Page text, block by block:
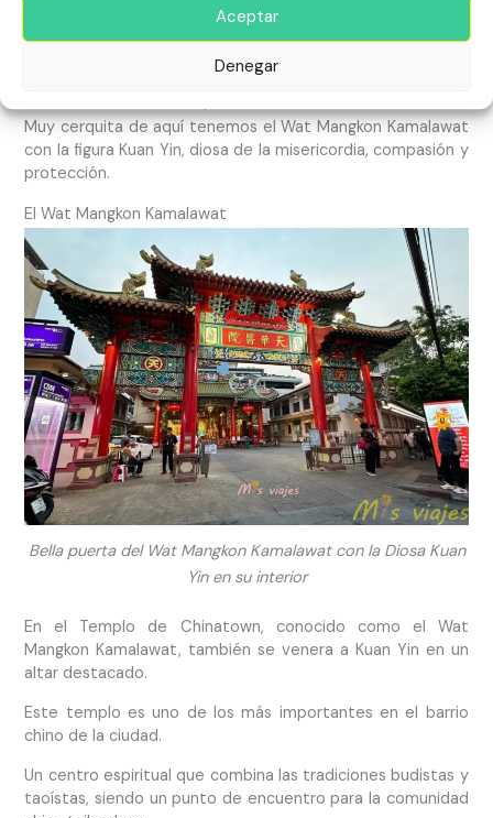
Aceptar
Denegar
Al lado del Wat Traimit, hay un grupo de señoras
tailandesas practicando un poco de deporte.
Muy cerquita de aquí tenemos el Wat Mangkon Kamalawat
con la figura Kuan Yin, diosa de la misericordia, compasión y
protección.
El Wat Mangkon Kamalawat
Bella puerta del Wat Mangkon Kamalawat con la Diosa Kuan
Yin en su interior
En el Templo de Chinatown, conocido como el Wat
Mangkon Kamalawat, también se venera a Kuan Yin en un
altar destacado.
Este templo es uno de los más importantes en el barrio
chino de la ciudad.
Un centro espiritual que combina las tradiciones budistas y
taoístas, siendo un punto de encuentro para la comunidad